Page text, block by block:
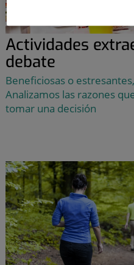
Actividades
debate
Beneficiosas o
Analizamos las razones
tomar una decisión